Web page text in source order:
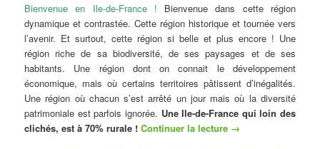
Bienvenue en Ile-de-France ! Bienvenue dans cette région
dynamique et contrastée. Cette région historique et tournée vers
l’avenir. Et surtout, cette région si belle et plus encore ! Une
région riche de sa biodiversité, de ses paysages et de ses
habitants. Une région dont on connait le développement
économique, mais où certains territoires pâtissent d’inégalités.
Une région où chacun s’est arrêté un jour mais où la diversité
patrimoniale est parfois ignorée. Une Ile-de-France qui loin des
clichés, est à 70% rurale !Continuer la lecture →